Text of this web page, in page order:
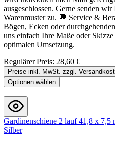
ausgeschlossen. Gerne senden
Warenmuster zu. 💬 Service &
Bögen, Ecken oder
uns einfach Ihre Maße oder
optimalen Umsetzung.
Regulärer Preis: 28,60 €
Preise inkl. MwSt. zzgl.
Optionen wählen
Gardinenschiene 2 lauf 41,8 x 7,5
Silber